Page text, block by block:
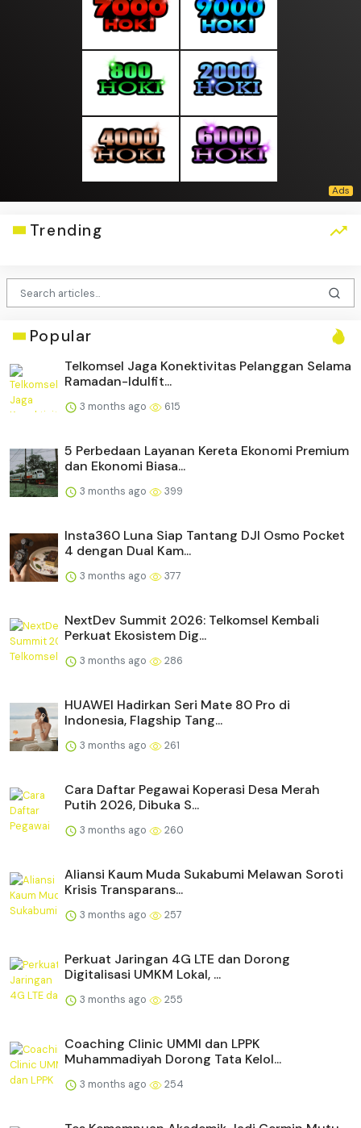
Trending
Popular
Telkomsel Jaga Konektivitas Pelanggan Selama
Ramadan-Idulfit...
3 months ago 615
5 Perbedaan Layanan Kereta Ekonomi Premium
dan Ekonomi Biasa...
3 months ago 399
Insta360 Luna Siap Tantang DJI Osmo Pocket
4 dengan Dual Kam...
3 months ago 377
NextDev Summit 2026: Telkomsel Kembali
Perkuat Ekosistem Dig...
3 months ago 286
HUAWEI Hadirkan Seri Mate 80 Pro di
Indonesia, Flagship Tang...
3 months ago 261
Cara Daftar Pegawai Koperasi Desa Merah
Putih 2026, Dibuka S...
3 months ago 260
Aliansi Kaum Muda Sukabumi Melawan Soroti
Krisis Transparans...
3 months ago 257
Perkuat Jaringan 4G LTE dan Dorong
Digitalisasi UMKM Lokal, ...
3 months ago 255
Coaching Clinic UMMI dan LPPK
Muhammadiyah Dorong Tata Kelol...
3 months ago 254